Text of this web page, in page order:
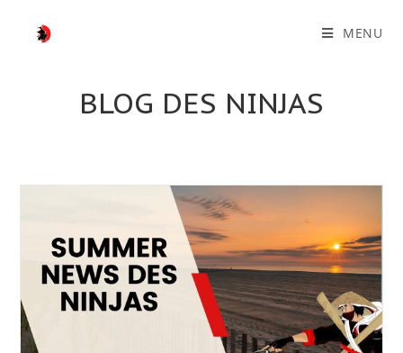
MENU
BLOG DES NINJAS